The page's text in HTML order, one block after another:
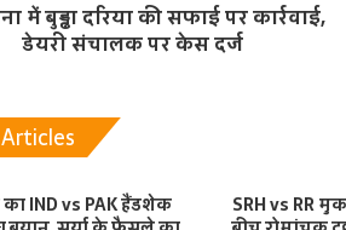
में बुड्ढा दरिया की सफाई पर कार्रवाई,
डेयरी संचालक पर केस दर्ज
IND vs PAK हैंडशेक
SRH vs RR